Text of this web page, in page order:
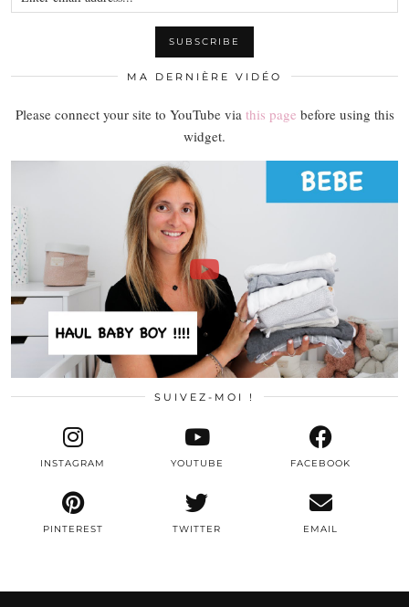
MA DERNIÈRE VIDÉO
Please connect your site to YouTube via this page before using this
widget.
SUIVEZ-MOI !
TWITTER
INSTAGRAM FACEBOOK
PINTEREST
YOUTUBE
EMAIL